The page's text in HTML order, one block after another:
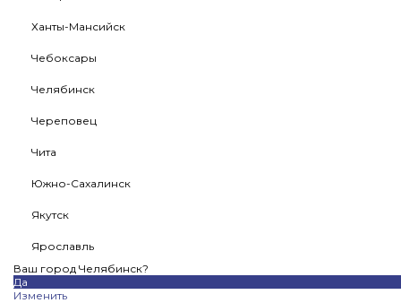
Ханты-Мансийск
Чебоксары
Челябинск
Череповец
Чита
Южно-Сахалинск
Якутск
Ярославль
Ваш город Челябинск?
Да
Изменить